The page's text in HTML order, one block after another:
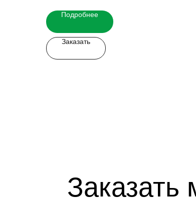
Подробнее
Заказать
+7(8442)38-81-03